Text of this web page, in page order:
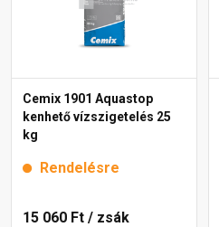
Cemix 1901 Aquastop
kenhető vízszigetelés 25
kg
Rendelésre
15 060 Ft / zsák